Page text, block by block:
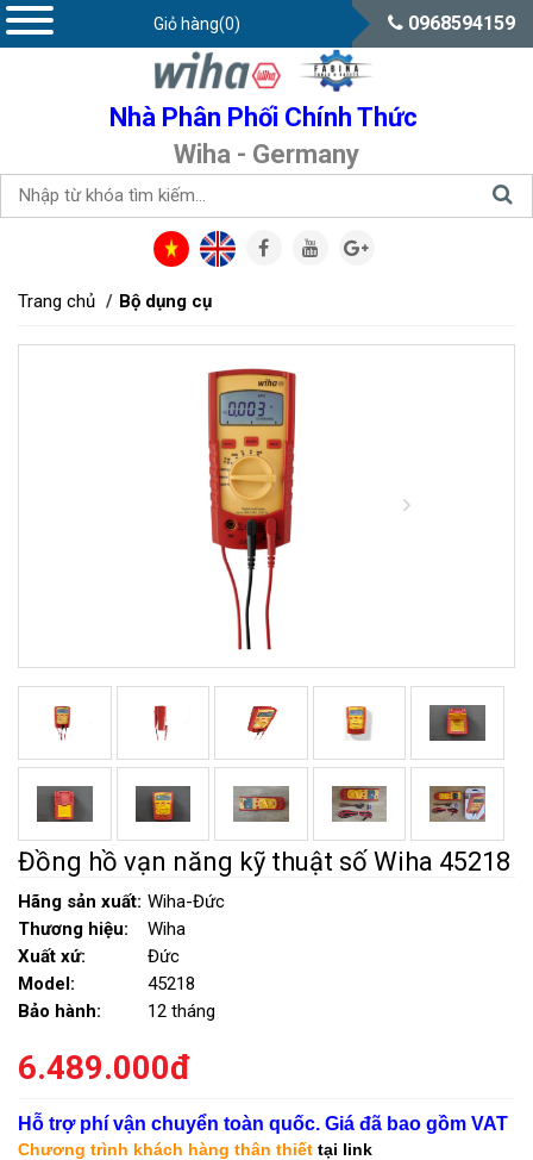
0968594159
Nhà Phân Phối Chính Thức
Wiha - Germany
Giỏ hàng(0)
Trang chủ Bộ dụng cụ
Đồng hồ vạn năng kỹ thuật số Wiha 45218
Hãng sản xuất: Wiha-Đức
Thương hiệu:
Wiha
Xuất xứ:
Đức
Model:
45218
Bảo hành:
12 tháng
6.489.000đ
Hỗ trợ phí vận chuyển toàn quốc. Giá đã bao gồm VAT
Chương trình khách hàng thân thiết tại link